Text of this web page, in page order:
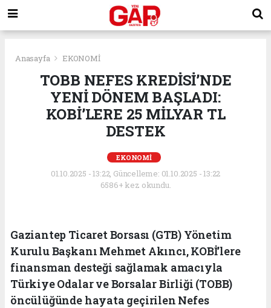
Anasayfa EKONOMİ
TOBB NEFES KREDİSİ’NDE
YENİ DÖNEM BAŞLADI:
KOBİ’LERE 25 MİLYAR TL
DESTEK
EKONOMİ
01.10.2025 - 13:22, Güncelleme: 01.10.2025 - 13:22
6586+ kez okundu.
Gaziantep Ticaret Borsası (GTB) Yönetim
Kurulu Başkanı Mehmet Akıncı, KOBİ’lere
finansman desteği sağlamak amacıyla
Türkiye Odalar ve Borsalar Birliği (TOBB)
öncülüğünde hayata geçirilen Nefes